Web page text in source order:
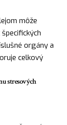
môže
orgány a
celkový
stresových